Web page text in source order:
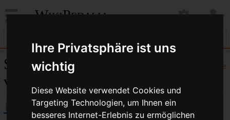
Ihre Privatsphäre ist uns
wichtig
Diese Website verwendet Cookies und
Targeting Technologien, um Ihnen ein
besseres Internet-Erlebnis zu ermöglichen
WikiPedalia
Hilfe
Seiten, die auf „Klingone“
verlinken